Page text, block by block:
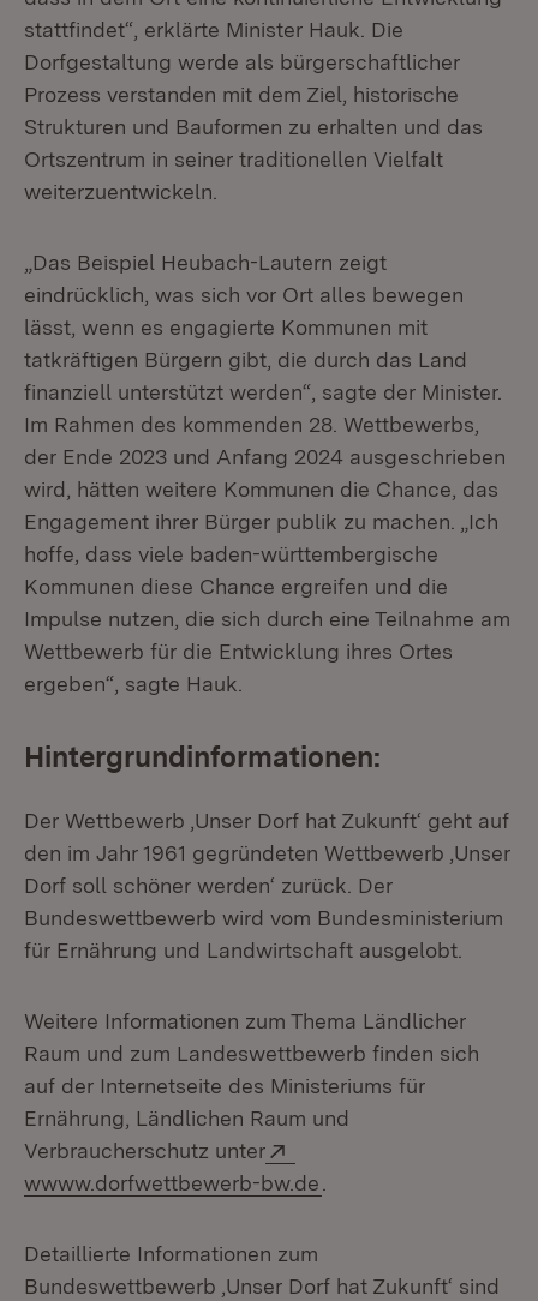
stattfindet“, erklärte Minister Hauk. Die
Dorfgestaltung werde als bürgerschaftlicher
Prozess verstanden mit dem Ziel, historische
Strukturen und Bauformen zu erhalten und das
Ortszentrum in seiner traditionellen Vielfalt
weiterzuentwickeln.
„Das Beispiel Heubach-Lautern zeigt
eindrücklich, was sich vor Ort alles bewegen
lässt, wenn es engagierte Kommunen mit
tatkräftigen Bürgern gibt, die durch das Land
finanziell unterstützt werden“, sagte der Minister.
Im Rahmen des kommenden 28. Wettbewerbs,
der Ende 2023 und Anfang 2024 ausgeschrieben
wird, hätten weitere Kommunen die Chance, das
Engagement ihrer Bürger publik zu machen. „Ich
hoffe, dass viele baden-württembergische
Kommunen diese Chance ergreifen und die
Impulse nutzen, die sich durch eine Teilnahme am
Wettbewerb für die Entwicklung ihres Ortes
ergeben“, sagte Hauk.
Hintergrundinformationen:
Der Wettbewerb ‚Unser Dorf hat Zukunft‘ geht auf
den im Jahr 1961 gegründeten Wettbewerb ‚Unser
Dorf soll schöner werden‘ zurück. Der
Bundeswettbewerb wird vom Bundesministerium
für Ernährung und Landwirtschaft ausgelobt.
Weitere Informationen zum Thema Ländlicher
Raum und zum Landeswettbewerb finden sich
auf der Internetseite des Ministeriums für
Ernährung, Ländlichen Raum und
Verbraucherschutz unter
wwww.dorfwettbewerb-bw.de
Detaillierte Informationen zum
Bundeswettbewerb ‚Unser Dorf hat Zukunft‘ sind